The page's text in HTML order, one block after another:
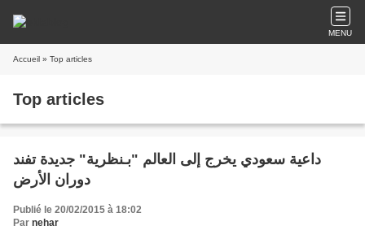
MENU
Accueil » Top articles
Top articles
داعية سعودي يخرج إلى العالم "بـنظرية" جديدة تفند
دوران الأرض
Publié le 20/02/2015 à 18:02
Par nehar